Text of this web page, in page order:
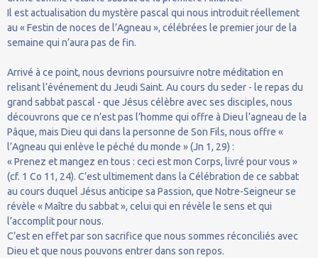
Il est actualisation du mystère pascal qui nous introduit réellement
au « Festin de noces de l’Agneau », célébrées le premier jour de la
semaine qui n’aura pas de fin.
Arrivé à ce point, nous devrions poursuivre notre méditation en
relisant l’événement du Jeudi Saint. Au cours du seder - le repas du
grand sabbat pascal - que Jésus célèbre avec ses disciples, nous
découvrons que ce n’est pas l’homme qui offre à Dieu l’agneau de la
Pâque, mais Dieu qui dans la personne de Son Fils, nous offre «
l’Agneau qui enlève le péché du monde » (Jn 1, 29) :
« Prenez et mangez en tous : ceci est mon Corps, livré pour vous »
(cf. 1 Co 11, 24). C’est ultimement dans la Célébration de ce sabbat
au cours duquel Jésus anticipe sa Passion, que Notre-Seigneur se
révèle « Maître du sabbat », celui qui en révèle le sens et qui
l’accomplit pour nous.
C’est en effet par son sacrifice que nous sommes réconciliés avec
Dieu et que nous pouvons entrer dans son repos.